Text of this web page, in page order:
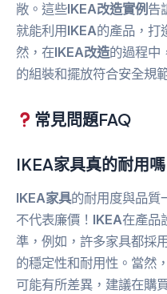
敞。這些IKEA改造實例 告
就能利用IKEA的產品，打
然，在IKEA改造的過程中
的組裝和擺放符合安全規
常見問題FAQ
IKEA家具真的耐用
IKEA家具的耐用度與品質
不代表廉價！ IKEA在產品
準，例如，許多家具都採
的穩定性和耐用性。當然
可能有所差異，建議在購